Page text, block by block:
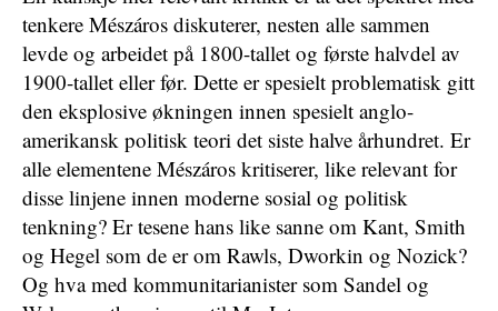
tenkere Mészáros diskuterer, nesten alle sammen
levde og arbeidet på 1800-tallet og første halvdel av
1900-tallet eller før. Dette er spesielt problematisk gitt
den eksplosive økningen innen spesielt anglo-
amerikansk politisk teori det siste halve århundret. Er
alle elementene Mészáros kritiserer, like relevant for
disse linjene innen moderne sosial og politisk
tenkning? Er tesene hans like sanne om Kant, Smith
og Hegel som de er om Rawls, Dworkin og Nozick?
Og hva med kommunitarianister som Sandel og